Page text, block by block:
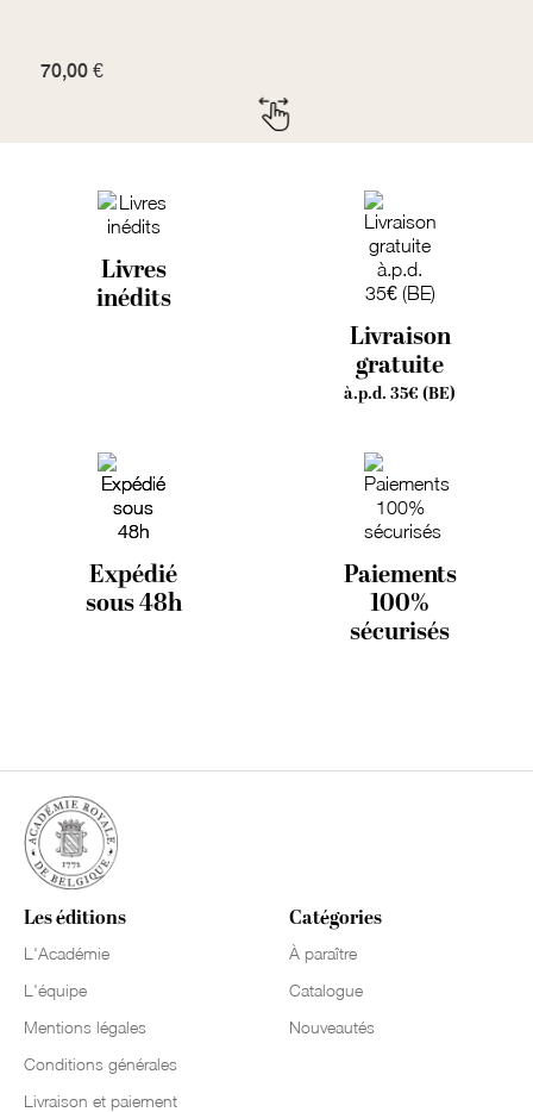
70,00 €
Livres
inédits
Livraison
gratuite
à.p.d. 35€ (BE)
Expédié
sous 48h
Paiements
100%
sécurisés
Les éditions
L'Académie
L'équipe
Mentions légales
Conditions générales
Livraison et paiement
Catégories
À paraître
Catalogue
Nouveautés